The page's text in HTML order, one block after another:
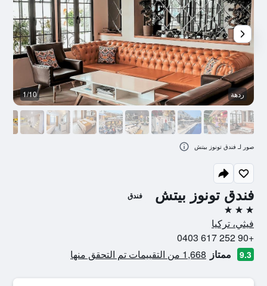
فندق تونوز بيتش فندق
3 نجوم
فيثي، تركيا
+90 252 617 0403
9.3 ممتاز 1,668 من التقييمات تم التحقق منها
ردهة 1/10
صور لـ فندق تونوز بيتش